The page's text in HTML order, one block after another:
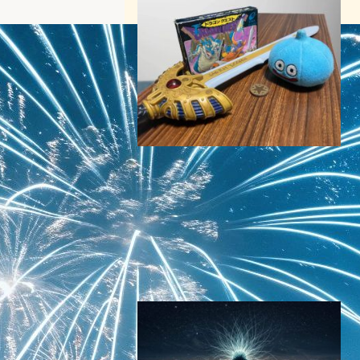
5月27日【今日は何の日？】
ドラゴンクエストの日－ゲー
ムが築いてきた技術の歴史と
社会への影響を振り返る
テクノロジーとエンタメニュース｜
テクノロジーと社会ニュース
今日は何の日
2026年5月27日0:00